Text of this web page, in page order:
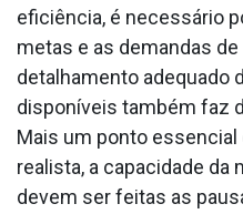
eficiência, é necessário
metas e as demandas
detalhamento adequado
disponíveis também faz
Mais um ponto essencial
realista, a capacidade da
devem ser feitas as